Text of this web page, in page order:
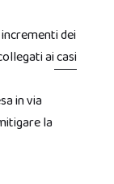
dei
aicasi
in via
la